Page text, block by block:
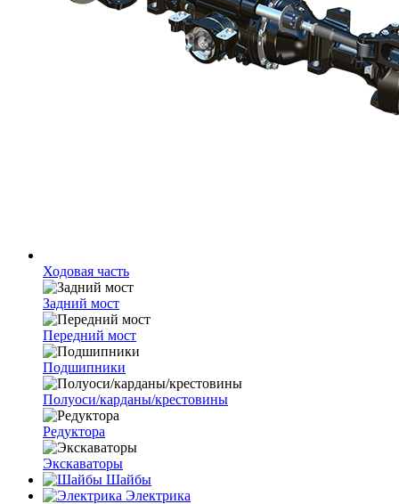
Ходовая часть
Задний мост
Передний мост
Подшипники
Полуоси/карданы/крестовины
Редуктора
Экскаваторы
Шайбы
Электрика